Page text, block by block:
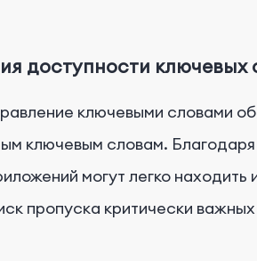
доступности ключевых
ключевыми словами
ключевым словам.
могут легко
пропуска критически